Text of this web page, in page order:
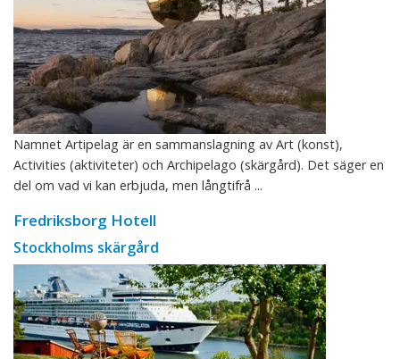
Namnet Artipelag är en sammanslagning av Art (konst),
Activities (aktiviteter) och Archipelago (skärgård). Det säger en
del om vad vi kan erbjuda, men långtifrå ...
Fredriksborg Hotell
Stockholms skärgård